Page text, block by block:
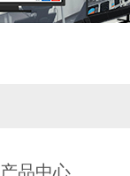
产品中心